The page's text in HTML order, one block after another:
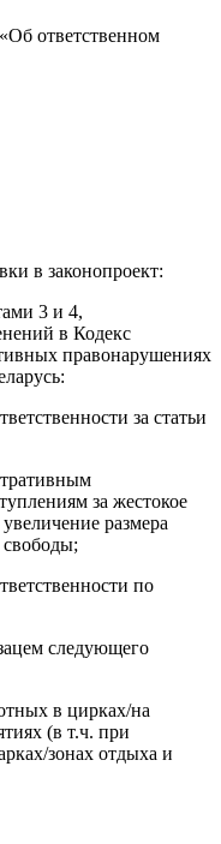
ответственном
в законопроект:
3 и 4,
в Кодекс
правонарушениях
за статьи
за жестокое
размера
по
следующего
в цирках/на
(в т.ч. при
зонах отдыха и